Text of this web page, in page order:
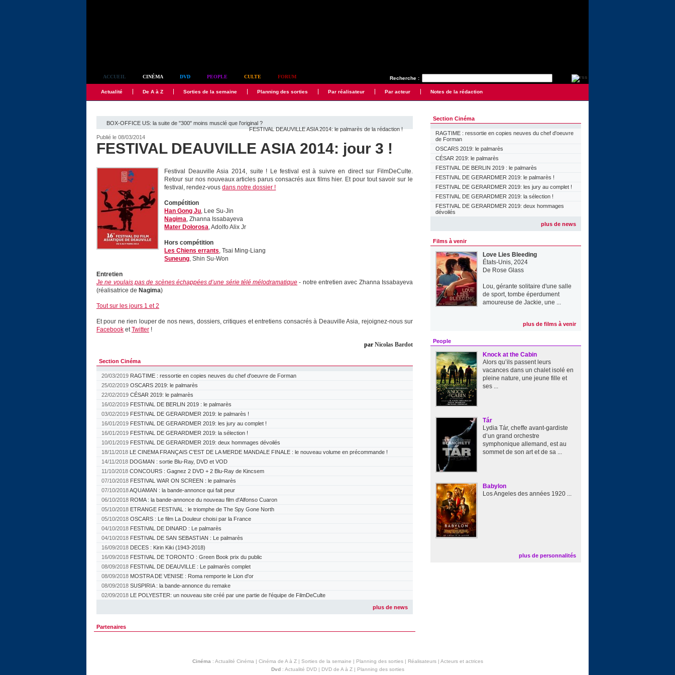
Recherche :
ACCUEIL CINÉMA DVD PEOPLE CULTE FORUM
Actualité De A à Z Sorties de la semaine Planning des sorties Par réalisateur Par acteur Notes de la rédaction
BOX-OFFICE US: la suite de "300" moins musclé que l'original ?
FESTIVAL DEAUVILLE ASIA 2014: le palmarès de la rédaction !
Publié le 08/03/2014
FESTIVAL DEAUVILLE ASIA 2014: jour 3 !
Festival Deauville Asia 2014, suite ! Le festival est à suivre en direct sur FilmDeCulte.
Retour sur nos nouveaux articles parus consacrés aux films hier. Et pour tout savoir sur le
festival, rendez-vousdans notre dossier !
Compétition
Han Gong Ju, Lee Su-Jin
Nagima, Zhanna Issabayeva
Mater Dolorosa, Adolfo Alix Jr
Hors compétition
Les Chiens errants, Tsai Ming-Liang
Suneung, Shin Su-Won
Entretien
Je ne voulais pas de scènes échappées d’une série télé mélodramatique - notre entretien avec Zhanna Issabayeva
(réalisatrice de Nagima)
Tout sur les jours 1 et 2
Et pour ne rien louper de nos news, dossiers, critiques et entretiens consacrés à Deauville Asia, rejoignez-nous sur
Facebook etTwitter !
par Nicolas Bardot
Section Cinéma
20/03/2019 RAGTIME : ressortie en copies neuves du chef d'oeuvre de Forman
25/02/2019 OSCARS 2019: le palmarès
22/02/2019 CÉSAR 2019: le palmarès
16/02/2019 FESTIVAL DE BERLIN 2019 : le palmarès
03/02/2019 FESTIVAL DE GERARDMER 2019: le palmarès !
16/01/2019 FESTIVAL DE GERARDMER 2019: les jury au complet !
16/01/2019 FESTIVAL DE GERARDMER 2019: la sélection !
10/01/2019 FESTIVAL DE GERARDMER 2019: deux hommages dévoilés
18/11/2018 LE CINEMA FRANÇAIS C’EST DE LA MERDE MANDALE FINALE : le nouveau volume en précommande !
14/11/2018 DOGMAN : sortie Blu-Ray, DVD et VOD
11/10/2018 CONCOURS : Gagnez 2 DVD + 2 Blu-Ray de Kincsem
07/10/2018 FESTIVAL WAR ON SCREEN : le palmarès
07/10/2018AQUAMAN : la bande-annonce qui fait peur
06/10/2018 ROMA : la bande-annonce du nouveau film d'Alfonso Cuaron
05/10/2018 ETRANGE FESTIVAL : le triomphe de The Spy Gone North
05/10/2018 OSCARS : Le film La Douleur choisi par la France
04/10/2018 FESTIVAL DE DINARD : Le palmarès
04/10/2018 FESTIVAL DE SAN SEBASTIAN : Le palmarès
16/09/2018 DECES : Kirin Kiki (1943-2018)
16/09/2018 FESTIVAL DE TORONTO : Green Book prix du public
08/09/2018 FESTIVAL DE DEAUVILLE : Le palmarès complet
08/09/2018 MOSTRA DE VENISE : Roma remporte le Lion d'or
08/09/2018 SUSPIRIA : la bande-annonce du remake
02/09/2018 LE POLYESTER: un nouveau site créé par une partie de l'équipe de FilmDeCulte
plus de news
Partenaires
Section Cinéma
RAGTIME : ressortie en copies neuves du chef d'oeuvre
de Forman
OSCARS 2019: le palmarès
CÉSAR 2019: le palmarès
FESTIVAL DE BERLIN 2019 : le palmarès
FESTIVAL DE GERARDMER 2019: le palmarès !
FESTIVAL DE GERARDMER 2019: les jury au complet !
FESTIVAL DE GERARDMER 2019: la sélection !
FESTIVAL DE GERARDMER 2019: deux hommages
dévoilés
plus de news
Films à venir
Love Lies Bleeding
États-Unis, 2024
De Rose Glass
Lou, gérante solitaire d'une salle
de sport, tombe éperdument
amoureuse de Jackie, une ...
plus de films à venir
People
Knock at the Cabin
Alors qu’ils passent leurs
vacances dans un chalet isolé en
pleine nature, une jeune fille et
ses ...
Tár
Lydia Tár, cheffe avant-gardiste
d’un grand orchestre
symphonique allemand, est au
sommet de son art et de sa ...
Babylon
Los Angeles des années 1920 ...
plus de personnalités
Cinéma : Actualité Cinéma | Cinéma de A à Z| Sorties de la semaine | Planning des sorties| Réalisateurs| Acteurs et actrices
Dvd: Actualité DVD| DVD de A à Z| Planning des sorties